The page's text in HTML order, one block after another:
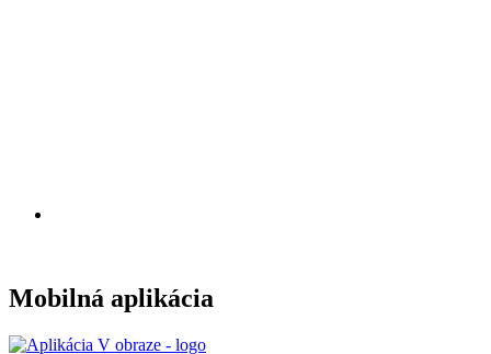
Mobilná aplikácia